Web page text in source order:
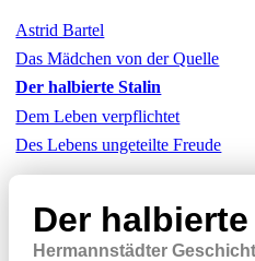
Astrid Bartel
Das Mädchen von der Quelle
Der halbierte Stalin
Dem Leben verpflichtet
Des Lebens ungeteilte Freude
Der
Hermannstädter